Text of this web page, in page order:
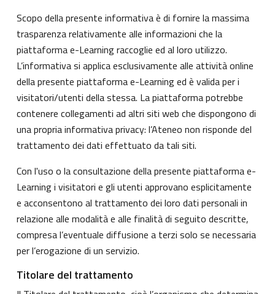
Scopo della presente informativa è di fornire la massima
trasparenza relativamente alle informazioni che la
piattaforma e-Learning raccoglie ed al loro utilizzo.
L’informativa si applica esclusivamente alle attività online
della presente piattaforma e-Learning ed è valida per i
visitatori/utenti della stessa. La piattaforma potrebbe
contenere collegamenti ad altri siti web che dispongono di
una propria informativa privacy: l’Ateneo non risponde del
trattamento dei dati effettuato da tali siti.
Con l'uso o la consultazione della presente piattaforma e-
Learning i visitatori e gli utenti approvano esplicitamente
e acconsentono al trattamento dei loro dati personali in
relazione alle modalità e alle finalità di seguito descritte,
compresa l’eventuale diffusione a terzi solo se necessaria
per l’erogazione di un servizio.
Titolare del trattamento